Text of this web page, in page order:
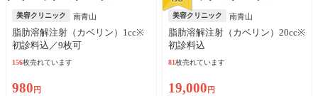
美容クリニック 南青山
脂肪溶解注射（カベリン）1cc※
初診料込／9枚可
156枚売れています
980 円
美容クリニック 南青山
脂肪溶解注射（カベリン）20cc※
初診料込
81枚売れています
19,000 円